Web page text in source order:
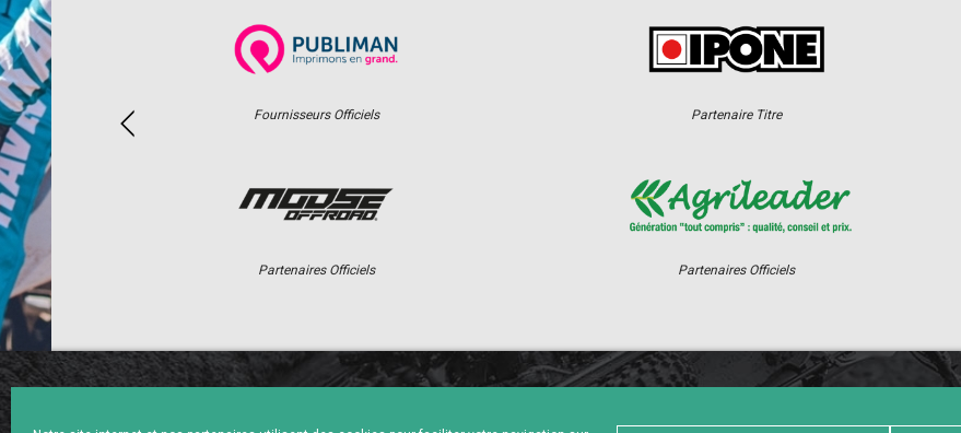
Fournisseurs Officiels
Partenaires Officiels
Partenaire Titre
Partenaires Officiels
CHAMPIONNAT RÉSULTATS